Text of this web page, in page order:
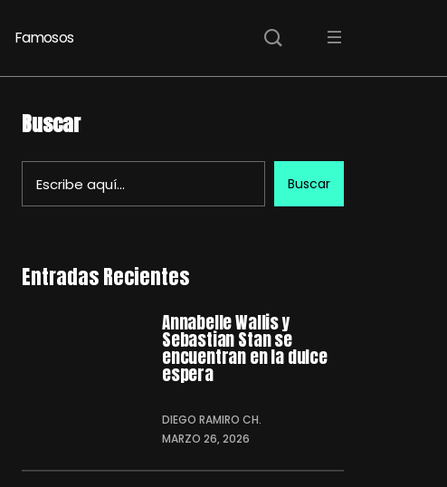
Famosos
Buscar
Buscar
Entradas Recientes
Annabelle Wallis y
Sebastian Stan se
encuentran en la dulce
espera
DIEGO RAMIRO CH.
MARZO 26, 2026